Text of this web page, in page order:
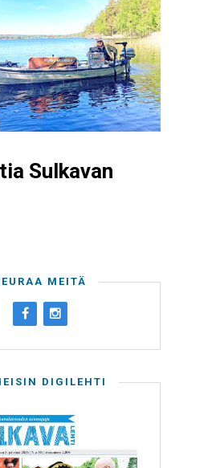
Sulkavan
MEITÄ
DIGILEHTI